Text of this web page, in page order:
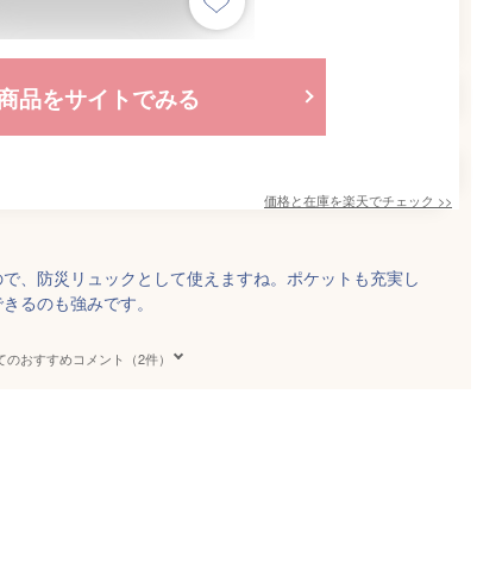
品をサイトでみる
価格と在庫を楽天でチェック >>
、防災リュックとして使えますね。ポケットも充実し
るのも強みです。
のおすすめコメント（2件）